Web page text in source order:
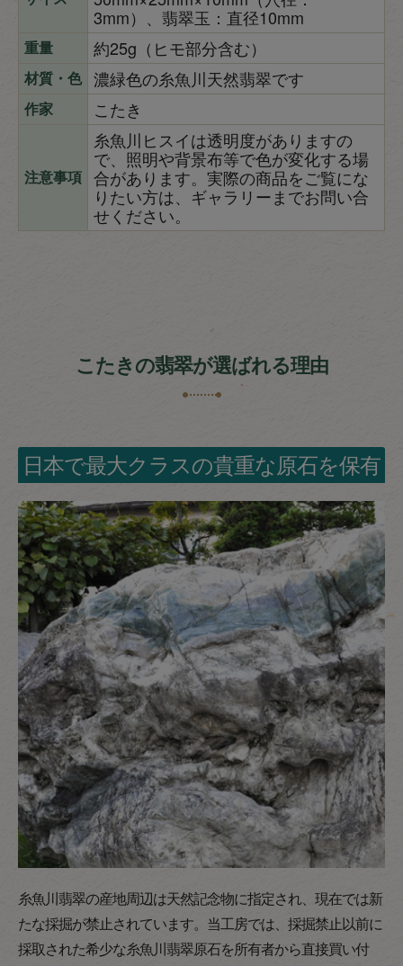
3mm）、翡翠玉：直径10mm
重量 約25g（ヒモ部分含む）
材質・色 濃緑色の糸魚川天然翡翠です
作家 こたき
注意事項
糸魚川ヒスイは透明度がありますの
で、照明や背景布等で色が変化する場
合があります。実際の商品をご覧にな
りたい方は、ギャラリーまでお問い合
せください。
こたきの翡翠が選ばれる理由
日本で最大クラスの貴重な原石を保有
糸魚川翡翠の産地周辺は天然記念物に指定され、現在では新
たな採掘が禁止されています。当工房では、採掘禁止以前に
採取された希少な糸魚川翡翠原石を所有者から直接買い付